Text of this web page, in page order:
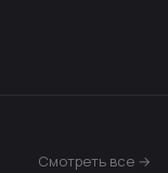
Смотреть все →